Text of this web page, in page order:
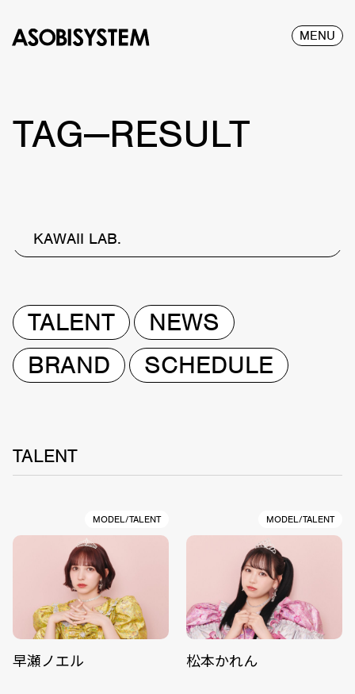
MENU
TAG—RESULT
KAWAII LAB.
TALENT
NEWS
BRAND
SCHEDULE
TALENT
MODEL/TALENT
早瀬ノエル
MODEL/TALENT
松本かれん